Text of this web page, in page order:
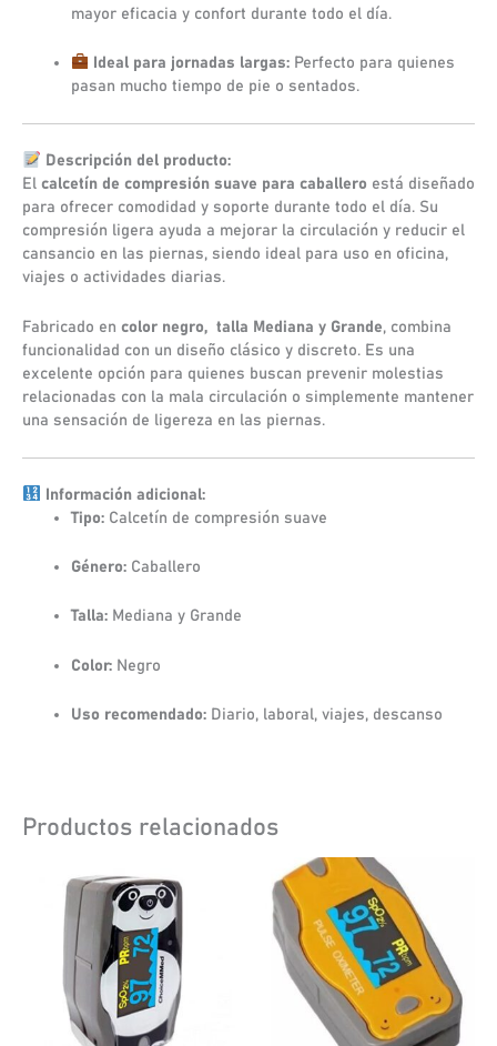
mayor eficacia y confort durante todo el día.
Ideal para jornadas largas: Perfecto para quienes
pasan mucho tiempo de pie o sentados.
Descripción del producto:
El calcetín de compresión suave para caballero está diseñado
para ofrecer comodidad y soporte durante todo el día. Su
compresión ligera ayuda a mejorar la circulación y reducir el
cansancio en las piernas, siendo ideal para uso en oficina,
viajes o actividades diarias.
Fabricado en color negro, talla Mediana y Grande, combina
funcionalidad con un diseño clásico y discreto. Es una
excelente opción para quienes buscan prevenir molestias
relacionadas con la mala circulación o simplemente mantener
una sensación de ligereza en las piernas.
Información adicional:
Tipo:Calcetín de compresión suave
Género:Caballero
Talla:Mediana y Grande
Color:Negro
Uso recomendado:Diario, laboral, viajes, descanso
Productos relacionados